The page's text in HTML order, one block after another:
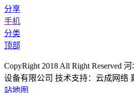
分享
手机
分类
顶部
CopyRight 2018 All Right Reserved
设备有限公司 技术支持：云成网络
站地图